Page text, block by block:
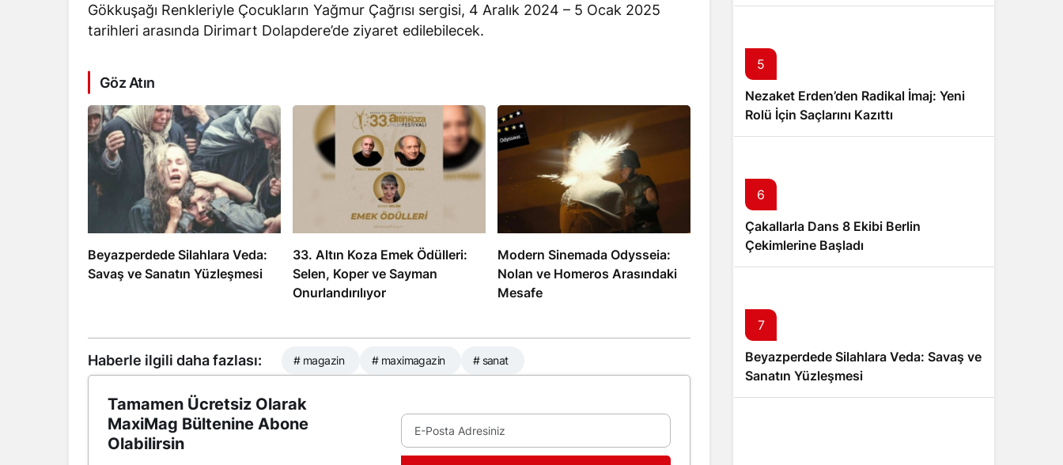
Gökkuşağı Renkleriyle Çocukların Yağmur Çağrısı sergisi, 4 Aralık 2024 – 5 Ocak 2025
tarihleri arasında Dirimart Dolapdere’de ziyaret edilebilecek.
Göz Atın
Beyazperdede Silahlara Veda:
Savaş ve Sanatın Yüzleşmesi
33. Altın Koza Emek Ödülleri:
Selen, Koper ve Sayman
Onurlandırılıyor
Modern Sinemada Odysseia:
Nolan ve Homeros Arasındaki
Mesafe
Haberle ilgili daha fazlası: # magazin # maximagazin # sanat
Tamamen Ücretsiz Olarak
MaxiMag Bültenine Abone
Olabilirsin
5
Nezaket Erden’den Radikal İmaj: Yeni
Rolü İçin Saçlarını Kazıttı
6
Çakallarla Dans 8 Ekibi Berlin
Çekimlerine Başladı
7
Beyazperdede Silahlara Veda: Savaş ve
Sanatın Yüzleşmesi